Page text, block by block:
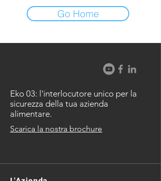
Go Home
Eko 03: l'interlocutore unico per la
sicurezza della tua azienda
alimentare.
Scarica la nostra brochure